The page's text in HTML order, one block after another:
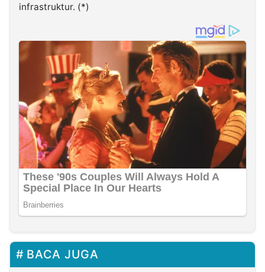
infrastruktur. (*)
BACA JUGA